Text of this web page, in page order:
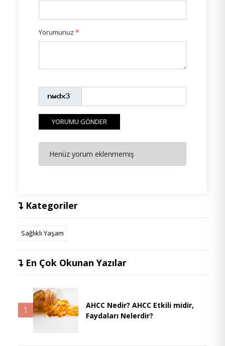
Yorumunuz *
YORUMU GÖNDER
Henüz yorum eklenmemiş
Kategoriler
Sağlıklı Yaşam
En Çok Okunan Yazılar
1
AHCC Nedir? AHCC Etkili midir,
Faydaları Nelerdir?